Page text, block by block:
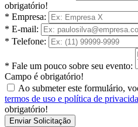
obrigatório!
* Empresa:
* E-mail:
* Telefone:
* Fale um pouco sobre seu evento:
Campo é obrigatório!
Ao submeter este formulário,
termos de uso e política de
obrigatório!
Enviar Solicitação